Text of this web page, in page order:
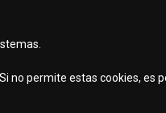
no permite estas cookies, es